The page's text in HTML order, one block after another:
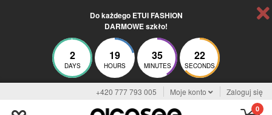
Do każdego ETUI FASHION
DARMOWE szkło!
2
DAYS
19
HOURS
35
MINUTES
22
SECONDS
+420 777 793 005 Moje konto Zaloguj się
0